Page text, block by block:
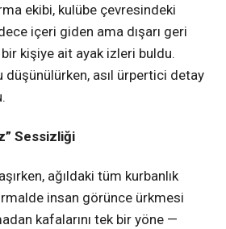
ekibi, kulübe çevresindeki
içeri giden ama dışarı geri
kişiye ait ayak izleri buldu.
asıl ürpertici detay
.
Sessizliği
ağıldaki tüm kurbanlık
insan görünce ürkmesi
kafalarını tek bir yöne —